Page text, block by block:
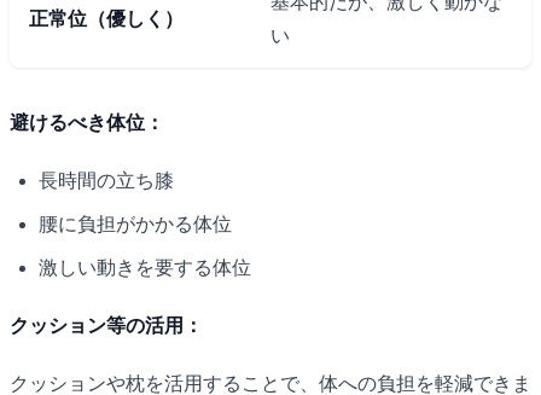
正常位（優しく）
い
避けるべき体位：
長時間の立ち膝
腰に負担がかかる体位
激しい動きを要する体位
クッション等の活用：
クッションや枕を活用することで、体への負担を軽減できま